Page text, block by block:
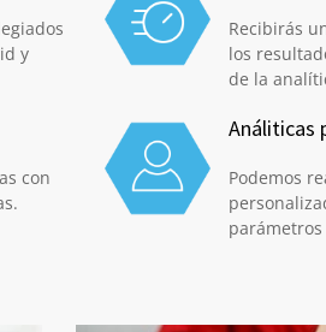
y
Recibirás
los
de la
con
Análiticas
Podemos